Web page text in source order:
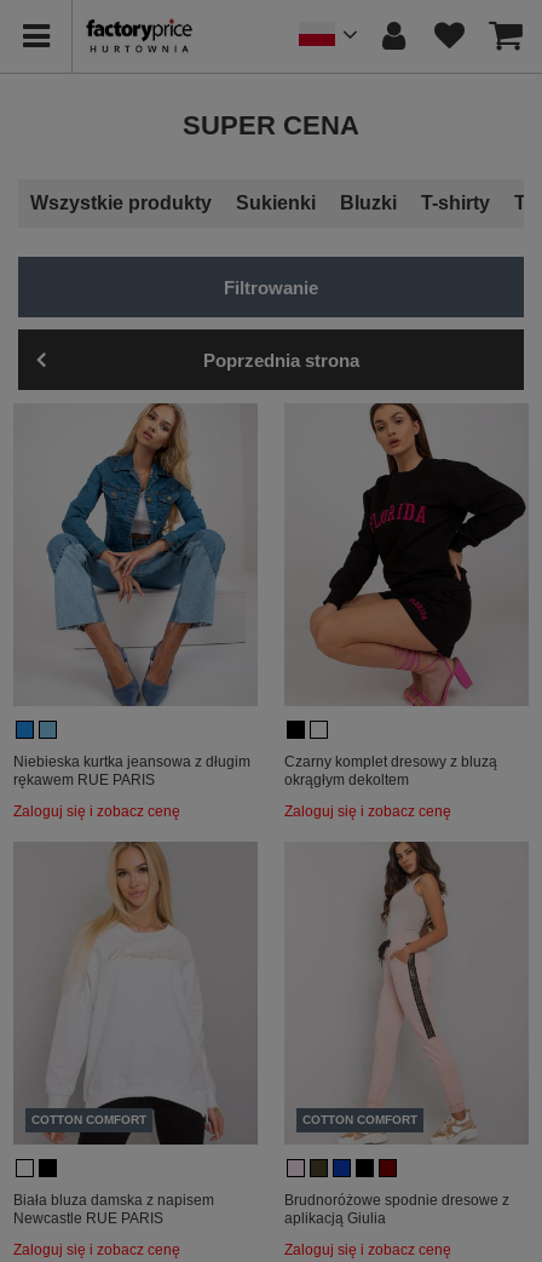
SUPER CENA
Wszystkie produkty Sukienki Bluzki T-shirty
Filtrowanie
Poprzednia strona
Niebieska kurtka jeansowa z długim
rękawem RUE PARIS
Zaloguj się i zobacz cenę
Czarny komplet dresowy z bluzą
okrągłym dekoltem
Zaloguj się i zobacz cenę
COTTON COMFORT
Biała bluza damska z napisem
Newcastle RUE PARIS
Zaloguj się i zobacz cenę
COTTON COMFORT
Brudnoróżowe spodnie dresowe z
aplikacją Giulia
Zaloguj się i zobacz cenę